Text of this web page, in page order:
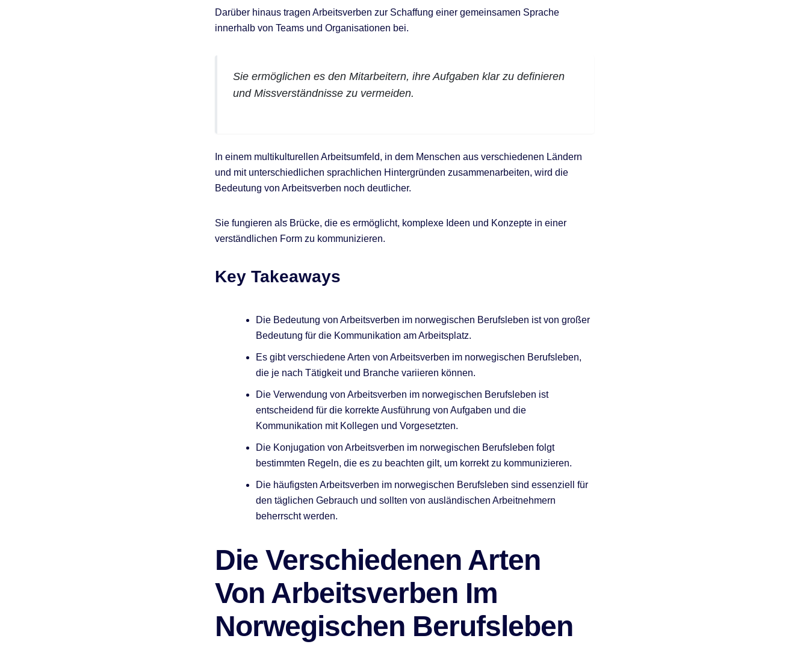
Darüber hinaus tragen Arbeitsverben zur Schaffung einer gemeinsamen Sprache
innerhalb von Teams und Organisationen bei.
Sie ermöglichen es den Mitarbeitern, ihre Aufgaben klar zu definieren
und Missverständnisse zu vermeiden.
In einem multikulturellen Arbeitsumfeld, in dem Menschen aus verschiedenen Ländern
und mit unterschiedlichen sprachlichen Hintergründen zusammenarbeiten, wird die
Bedeutung von Arbeitsverben noch deutlicher.
Sie fungieren als Brücke, die es ermöglicht, komplexe Ideen und Konzepte in einer
verständlichen Form zu kommunizieren.
Key Takeaways
Die Bedeutung von Arbeitsverben im norwegischen Berufsleben ist von großer
Bedeutung für die Kommunikation am Arbeitsplatz.
Es gibt verschiedene Arten von Arbeitsverben im norwegischen Berufsleben,
die je nach Tätigkeit und Branche variieren können.
Die Verwendung von Arbeitsverben im norwegischen Berufsleben ist
entscheidend für die korrekte Ausführung von Aufgaben und die
Kommunikation mit Kollegen und Vorgesetzten.
Die Konjugation von Arbeitsverben im norwegischen Berufsleben folgt
bestimmten Regeln, die es zu beachten gilt, um korrekt zu kommunizieren.
Die häufigsten Arbeitsverben im norwegischen Berufsleben sind essenziell für
den täglichen Gebrauch und sollten von ausländischen Arbeitnehmern
beherrscht werden.
Die Verschiedenen Arten
Von Arbeitsverben Im
Norwegischen Berufsleben